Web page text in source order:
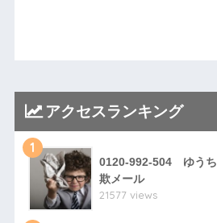
アクセスランキング
1
0120-992-504 ゆうち
欺メール
21577 views